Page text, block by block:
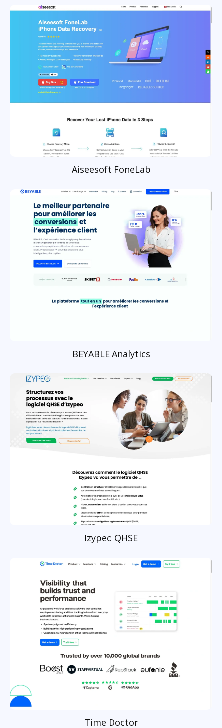
Aiseesoft FoneLab
BEYABLE Analytics
Izypeo QHSE
Time Doctor